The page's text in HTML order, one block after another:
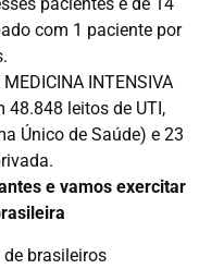
pacientes é de 14
com 1 paciente por
INTENSIVA
48.848 leitos de UTI,
Único de Saúde) e 23
e vamos exercitar
brasileiros